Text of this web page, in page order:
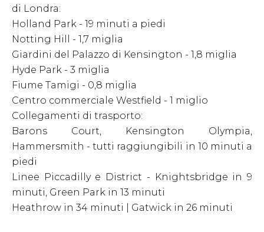
di Londra:
Holland Park - 19 minuti a piedi
Notting Hill - 1,7 miglia
Giardini del Palazzo di Kensington - 1,8 miglia
Hyde Park - 3 miglia
Fiume Tamigi - 0,8 miglia
Centro commerciale Westfield - 1 miglio
Collegamenti di trasporto:
Barons Court, Kensington Olympia,
Hammersmith - tutti raggiungibili in 10 minuti a
piedi
Linee Piccadilly e District - Knightsbridge in 9
minuti, Green Park in 13 minuti
Heathrow in 34 minuti | Gatwick in 26 minuti